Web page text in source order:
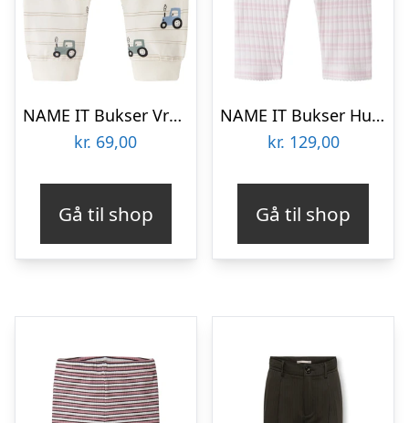
NAME IT Bukser Vroels Antique White Tractors
kr. 69,00
Gå til shop
NAME IT Bukser Hutla Cradle Pink
kr. 129,00
Gå til shop